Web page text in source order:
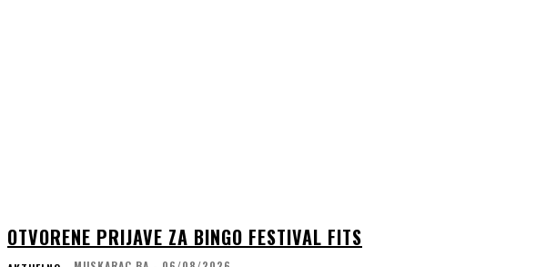
OTVORENE PRIJAVE ZA BINGO FESTIVAL FITS